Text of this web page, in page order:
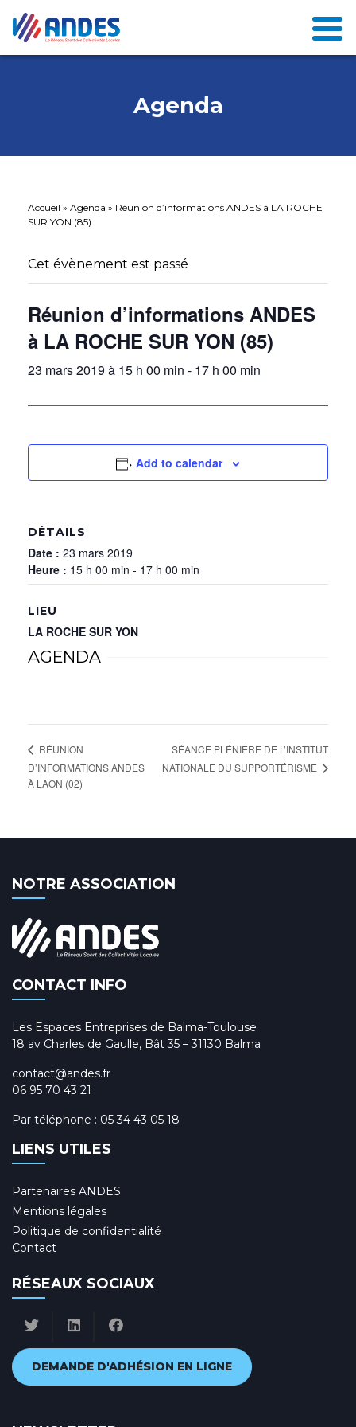
Agenda
Accueil » Agenda » Réunion d’informations ANDES à LA ROCHE
SUR YON (85)
Cet évènement est passé
Réunion d’informations ANDES
à LA ROCHE SUR YON (85)
23 mars 2019 à 15 h 00 min - 17 h 00 min
Add to calendar
DÉTAILS
Date : 23 mars 2019
Heure : 15 h 00 min - 17 h 00 min
LIEU
LA ROCHE SUR YON
AGENDA
RÉUNION
D’INFORMATIONS ANDES
À LAON (02)
SÉANCE PLÉNIÈRE DE L’INSTITUT
NATIONALE DU SUPPORTÉRISME
NOTRE ASSOCIATION
CONTACT INFO
Les Espaces Entreprises de Balma-Toulouse
18 av Charles de Gaulle, Bât 35 – 31130 Balma
contact@andes.fr
06 95 70 43 21
Par téléphone : 05 34 43 05 18
LIENS UTILES
Partenaires ANDES
Mentions légales
Politique de confidentialité
Contact
RÉSEAUX SOCIAUX
DEMANDE D'ADHÉSION EN LIGNE